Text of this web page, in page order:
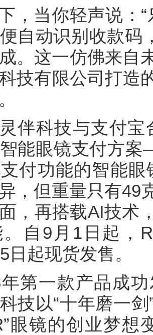
，当你轻声说：
自动识别收款码
。这一仿佛来自
技有限公司打造
伴科技与支付宝
能眼镜支付方
付功能的智能
，但重量只有49
，再搭载AI技术
自9月1日起，
日起现货发售。
年第一款产品成
技以“十年磨一
眼镜的创业梦